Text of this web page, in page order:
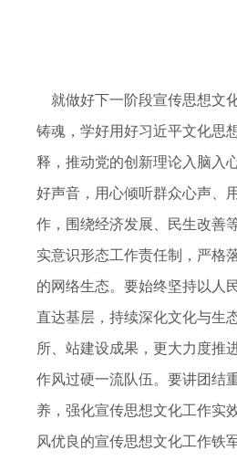
就做好下一阶段宣传思想文
铸魂，学好用好习近平文化思
释，推动党的创新理论入脑入
好声音，用心倾听群众心声、
作，围绕经济发展、民生改善
实意识形态工作责任制，严格
的网络生态。要始终坚持以人
直达基层，持续深化文化与生
所、站建设成果，更大力度推
作风过硬一流队伍。要讲团结
养，强化宣传思想文化工作实
风优良的宣传思想文化工作铁